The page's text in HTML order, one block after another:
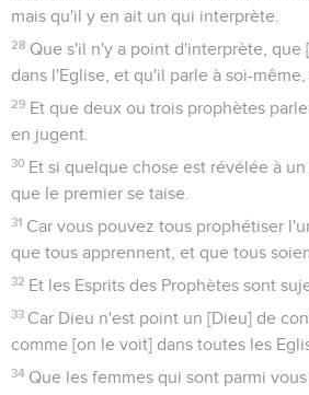
mais qu'il y en ait un qui interprète.
28 Que s'il n'y a point d'interprète, que
dans l'Eglise, et qu'il parle à soi-même,
29 Et que deux ou trois prophètes
en jugent.
30 Et si quelque chose est révélée à un
que le premier se taise.
31 Car vous pouvez tous prophétiser
que tous apprennent, et que tous
32 Et les Esprits des Prophètes sont
33 Car Dieu n'est point un [Dieu] de
comme [on le voit] dans toutes les
34 Que les femmes qui sont parmi